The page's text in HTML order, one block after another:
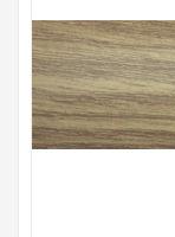
Алюминиевые
Крепёж и
Садовая мебель